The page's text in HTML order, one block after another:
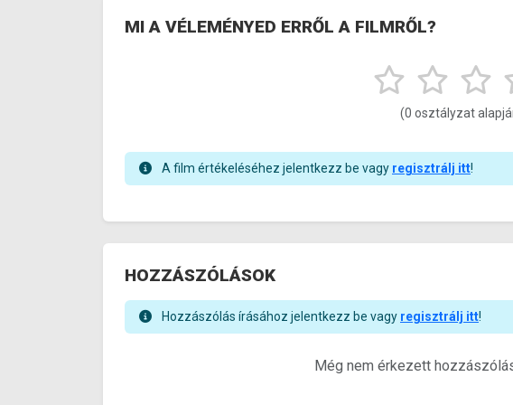
MI A VÉLEMÉNYED ERRŐL A FILMRŐL?
(0 osztályzat
A film értékeléséhez jelentkezz be vagy regisztrálj itt!
HOZZÁSZÓLÁSOK
Hozzászólás írásához jelentkezz be vagy regisztrálj itt!
Még nem érkezett